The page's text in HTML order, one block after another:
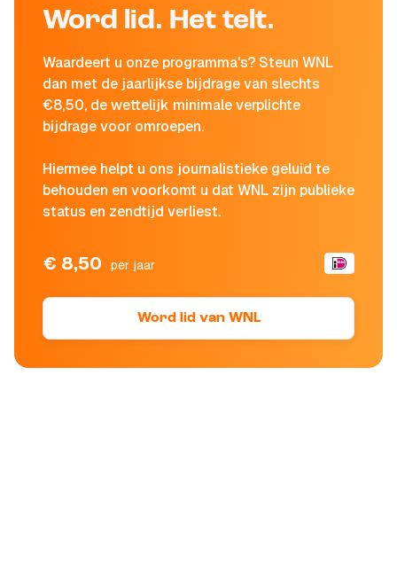
Word lid. Het telt.
Waardeert u onze programma's? Steun WNL
dan met de jaarlijkse bijdrage van slechts
€8,50, de wettelijk minimale verplichte
bijdrage voor omroepen.
Hiermee helpt u ons journalistieke geluid te
behouden en voorkomt u dat WNL zijn publieke
status en zendtijd verliest.
€ 8,50 per jaar
Word lid van WNL